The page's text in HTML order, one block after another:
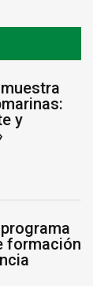
y
formación